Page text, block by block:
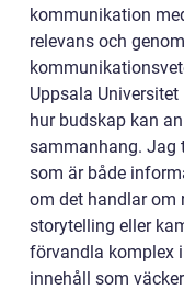
kommunikation
relevans och
Uppsala
hur budskap kan
sammanhang. Jag
som är både
om det handlar om
storytelling eller
förvandla komplex
innehåll som